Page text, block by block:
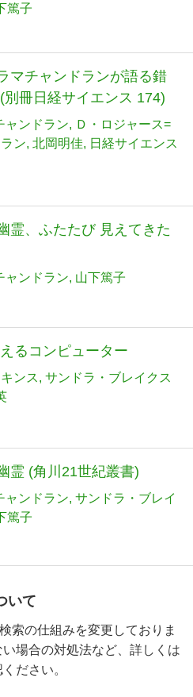
篤子
チャンドランが語る錯
別冊日経サイエンス 174)
ャンドラン
Ｄ・ロジャース=
ン 北岡明佳
日経サイエンス
霊、ふたたび 見えてきた
ャンドラン 山下篤子
るコンピューター
ンス サンドラ・ブレイクス
霊 (角川21世紀叢書)
ャンドラン サンドラ・ブレイ
篤子
いて
索の仕組みを変更しておりま
場合の対処法など、詳しくは
ださい。